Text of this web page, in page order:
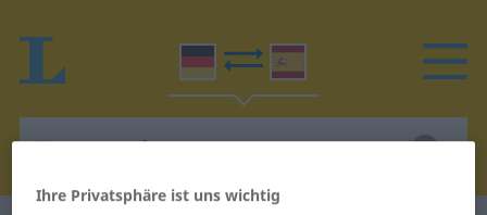
Ihre Privatsphäre ist uns wichtig